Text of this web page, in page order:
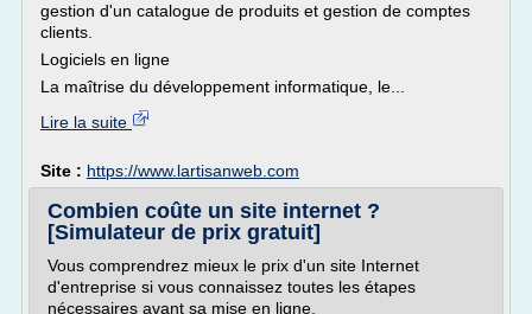
gestion d'un catalogue de produits et gestion de comptes
clients.
Logiciels en ligne
La maîtrise du développement informatique, le...
Lire la suite
Site : https://www.lartisanweb.com
Combien coûte un site internet ?
[Simulateur de prix gratuit]
Vous comprendrez mieux le prix d'un site Internet
d'entreprise si vous connaissez toutes les étapes
nécessaires avant sa mise en ligne.